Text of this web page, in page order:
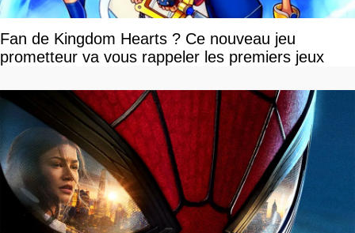
Fan de Kingdom Hearts ? Ce nouveau jeu
prometteur va vous rappeler les premiers jeux